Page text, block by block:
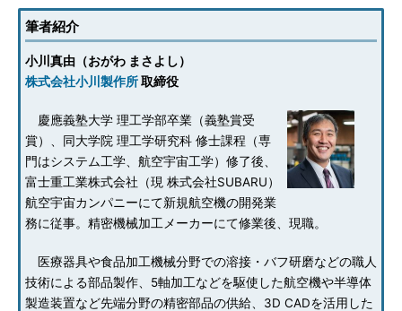
筆者紹介
小川真由（おがわ まさよし）
株式会社小川製作所取締役
慶應義塾大学 理工学部卒業（義塾賞受
賞）、同大学院 理工学研究科 修士課程（専
門はシステム工学、航空宇宙工学）修了後、
富士重工業株式会社（現 株式会社SUBARU）
航空宇宙カンパニーにて新規航空機の開発業
務に従事。精密機械加工メーカーにて修業後、現職。
医療器具や食品加工機械分野での溶接・バフ研磨などの職人
技術による部品製作、5軸加工などを駆使した航空機や半導体
製造装置など先端分野の精密部品の供給、3D CADを活用した